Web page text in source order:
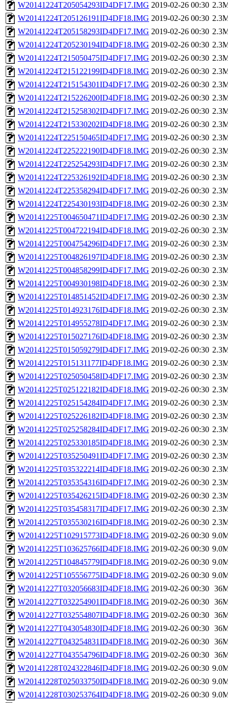
W20141224T205054293ID4DF17.IMG 2019-02-26 00:30
W20141224T205126191ID4DF18.IMG 2019-02-26 00:30
W20141224T205158293ID4DF17.IMG 2019-02-26 00:30
W20141224T205230194ID4DF18.IMG 2019-02-26 00:30
W20141224T215050475ID4DF17.IMG 2019-02-26 00:30
W20141224T215122199ID4DF18.IMG 2019-02-26 00:30
W20141224T215154301ID4DF17.IMG 2019-02-26 00:30
W20141224T215226200ID4DF18.IMG 2019-02-26 00:30
W20141224T215258302ID4DF17.IMG 2019-02-26 00:30
W20141224T215330202ID4DF18.IMG 2019-02-26 00:30
W20141224T225150465ID4DF17.IMG 2019-02-26 00:30
W20141224T225222190ID4DF18.IMG 2019-02-26 00:30
W20141224T225254293ID4DF17.IMG 2019-02-26 00:30
W20141224T225326192ID4DF18.IMG 2019-02-26 00:30
W20141224T225358294ID4DF17.IMG 2019-02-26 00:30
W20141224T225430193ID4DF18.IMG 2019-02-26 00:30
W20141225T004650471ID4DF17.IMG 2019-02-26 00:30
W20141225T004722194ID4DF18.IMG 2019-02-26 00:30
W20141225T004754296ID4DF17.IMG 2019-02-26 00:30
W20141225T004826197ID4DF18.IMG 2019-02-26 00:30
W20141225T004858299ID4DF17.IMG 2019-02-26 00:30
W20141225T004930198ID4DF18.IMG 2019-02-26 00:30
W20141225T014851452ID4DF17.IMG 2019-02-26 00:30
W20141225T014923176ID4DF18.IMG 2019-02-26 00:30
W20141225T014955278ID4DF17.IMG 2019-02-26 00:30
W20141225T015027176ID4DF18.IMG 2019-02-26 00:30
W20141225T015059279ID4DF17.IMG 2019-02-26 00:30
W20141225T015131177ID4DF18.IMG 2019-02-26 00:30
W20141225T025050458ID4DF17.IMG 2019-02-26 00:30
W20141225T025122182ID4DF18.IMG 2019-02-26 00:30
W20141225T025154284ID4DF17.IMG 2019-02-26 00:30
W20141225T025226182ID4DF18.IMG 2019-02-26 00:30
W20141225T025258284ID4DF17.IMG 2019-02-26 00:30
W20141225T025330185ID4DF18.IMG 2019-02-26 00:30
W20141225T035250491ID4DF17.IMG 2019-02-26 00:30
W20141225T035322214ID4DF18.IMG 2019-02-26 00:30
W20141225T035354316ID4DF17.IMG 2019-02-26 00:30
W20141225T035426215ID4DF18.IMG 2019-02-26 00:30
W20141225T035458317ID4DF17.IMG 2019-02-26 00:30
W20141225T035530216ID4DF18.IMG 2019-02-26 00:30
W20141225T102915773ID4DF18.IMG 2019-02-26 00:30
W20141225T103625766ID4DF18.IMG 2019-02-26 00:30
W20141225T104845779ID4DF18.IMG 2019-02-26 00:30
W20141225T105556775ID4DF18.IMG 2019-02-26 00:30
W20141227T032056683ID4DF18.IMG 2019-02-26 00:30
W20141227T032254901ID4DF18.IMG 2019-02-26 00:30
W20141227T032554807ID4DF18.IMG 2019-02-26 00:30
W20141227T043054830ID4DF18.IMG 2019-02-26 00:30
W20141227T043254831ID4DF18.IMG 2019-02-26 00:30
W20141227T043554796ID4DF18.IMG 2019-02-26 00:30
W20141228T024322846ID4DF18.IMG 2019-02-26 00:30
W20141228T025033750ID4DF18.IMG 2019-02-26 00:30
W20141228T030253764ID4DF18.IMG 2019-02-26 00:30